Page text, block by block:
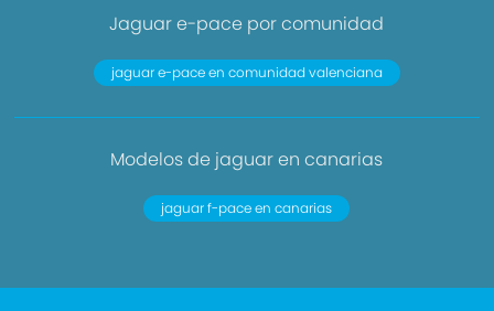
Jaguar e-pace por comunidad
jaguar e-pace en comunidad valenciana
Modelos de jaguar en canarias
jaguar f-pace en canarias